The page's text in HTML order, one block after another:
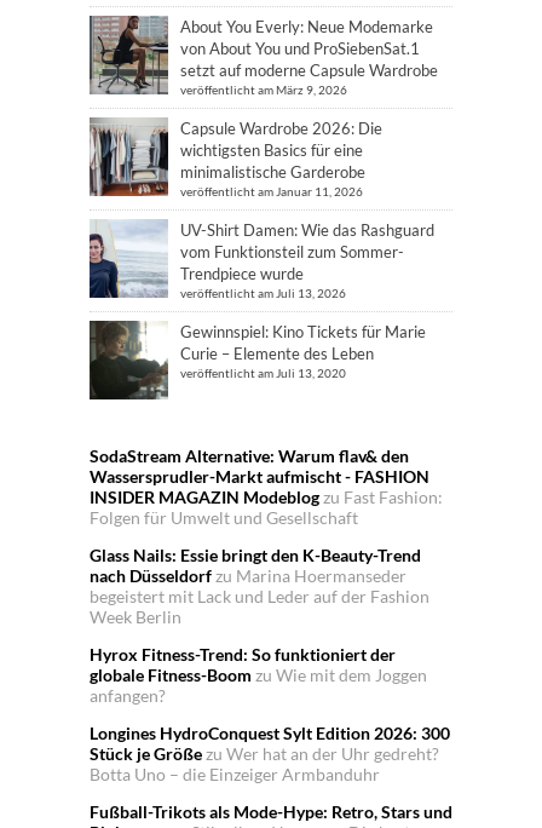
About You Everly: Neue Modemarke
von About You und ProSiebenSat.1
setzt auf moderne Capsule Wardrobe
veröffentlicht am März 9, 2026
Capsule Wardrobe 2026: Die
wichtigsten Basics für eine
minimalistische Garderobe
veröffentlicht am Januar 11, 2026
UV-Shirt Damen: Wie das Rashguard
vom Funktionsteil zum Sommer-
Trendpiece wurde
veröffentlicht am Juli 13, 2026
Gewinnspiel: Kino Tickets für Marie
Curie – Elemente des Leben
veröffentlicht am Juli 13, 2020
SodaStream Alternative: Warum flav& den
Wassersprudler-Markt aufmischt - FASHION
INSIDER MAGAZIN Modeblogzu Fast Fashion:
Folgen für Umwelt und Gesellschaft
Glass Nails: Essie bringt den K-Beauty-Trend
nach Düsseldorfzu Marina Hoermanseder
begeistert mit Lack und Leder auf der Fashion
Week Berlin
Hyrox Fitness-Trend: So funktioniert der
globale Fitness-Boom zu Wie mit dem Joggen
anfangen?
Longines HydroConquest Sylt Edition 2026: 300
Stück je Größezu Wer hat an der Uhr gedreht?
Botta Uno – die Einzeiger Armbanduhr
Fußball-Trikots als Mode-Hype: Retro, Stars und